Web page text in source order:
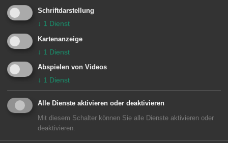
Shamall Baghchaiy ist bereits vertraut
mit der ehrenamtlichen Aufgabe, auf
die er sich nun erneut einlässt, denn er
war vor den Neuwahlen 2019
langjähriges Mitglied im
Integrationsausschuss. Da das
ehemalige Mitglied Mohammad Idris
Mahmood im Mai dieses Jahres aus
Schriftdarstellung
↓ 1 Dienst
Kartenanzeige
↓ 1 Dienst
Abspielen von Videos
↓ 1 Dienst
Alle Dienste aktivieren oder deaktivieren
Mit diesem Schalter können Sie alle Dienste aktivieren oder
deaktivieren.